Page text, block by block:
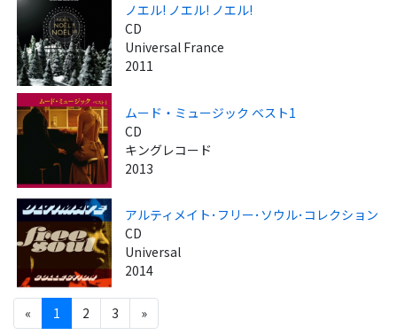
ノエル! ノエル! ノエル!
CD
Universal France
2011
ムード・ミュージック ベスト1
CD
キングレコード
2013
アルティメイト･フリー･ソウル･コレクション
CD
Universal
2014
« 1 2 3 »